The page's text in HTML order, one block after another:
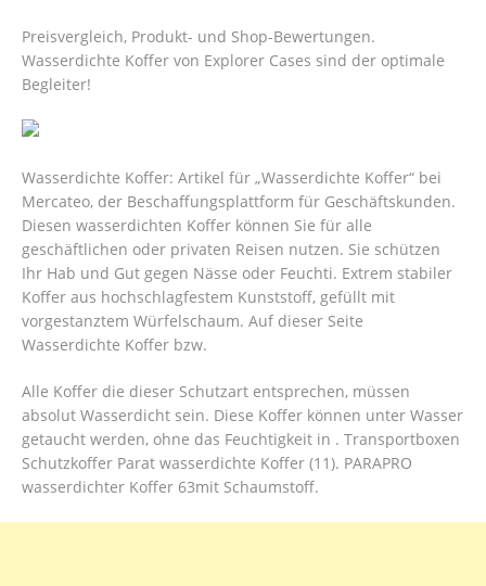
Preisvergleich, Produkt- und Shop-Bewertungen.
Wasserdichte Koffer von Explorer Cases sind der optimale
Begleiter!
Wasserdichte Koffer: Artikel für „Wasserdichte Koffer“ bei
Mercateo, der Beschaffungsplattform für Geschäftskunden.
Diesen wasserdichten Koffer können Sie für alle
geschäftlichen oder privaten Reisen nutzen. Sie schützen
Ihr Hab und Gut gegen Nässe oder Feuchti. Extrem stabiler
Koffer aus hochschlagfestem Kunststoff, gefüllt mit
vorgestanztem Würfelschaum. Auf dieser Seite
Wasserdichte Koffer bzw.
Alle Koffer die dieser Schutzart entsprechen, müssen
absolut Wasserdicht sein. Diese Koffer können unter Wasser
getaucht werden, ohne das Feuchtigkeit in . Transportboxen
Schutzkoffer Parat wasserdichte Koffer (11). PARAPRO
wasserdichter Koffer 63mit Schaumstoff.